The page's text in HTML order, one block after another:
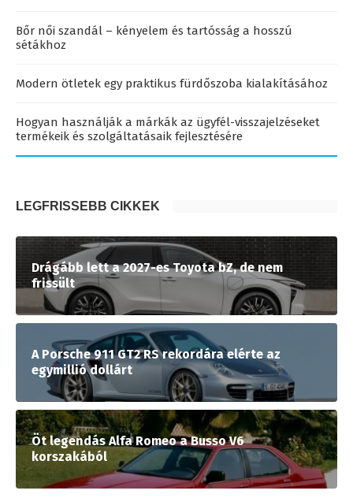
Bőr női szandál – kényelem és tartósság a hosszú
sétákhoz
Modern ötletek egy praktikus fürdőszoba kialakításához
Hogyan használják a márkák az ügyfél-visszajelzéseket
termékeik és szolgáltatásaik fejlesztésére
LEGFRISSEBB CIKKEK
Drágább lett a 2027-es Toyota bZ, de nem
frissült
A Porsche 911 GT2 RS rekordára elérte az
egymillió dollárt
Öt legendás Alfa Romeo a Busso V6
korszakából